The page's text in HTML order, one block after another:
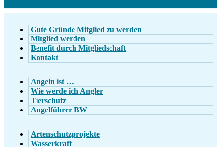
Gute Gründe Mitglied zu werden
Mitglied werden
Benefit durch Mitgliedschaft
Kontakt
Angeln ist …
Wie werde ich Angler
Tierschutz
Angelführer BW
Artenschutzprojekte
Wasserkraft